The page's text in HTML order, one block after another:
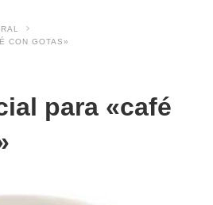
CON GOTAS»
para «café